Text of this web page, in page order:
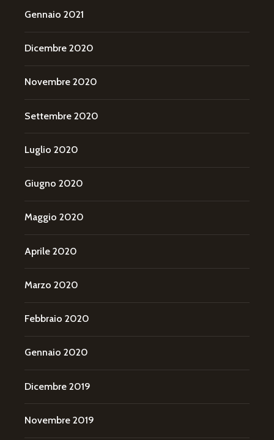
Gennaio 2021
Dicembre 2020
Novembre 2020
Settembre 2020
Luglio 2020
Giugno 2020
Maggio 2020
Aprile 2020
Marzo 2020
Febbraio 2020
Gennaio 2020
Dicembre 2019
Novembre 2019